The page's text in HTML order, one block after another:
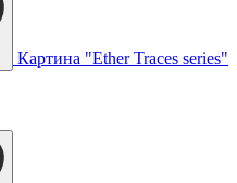
Картина "Ether Traces series"